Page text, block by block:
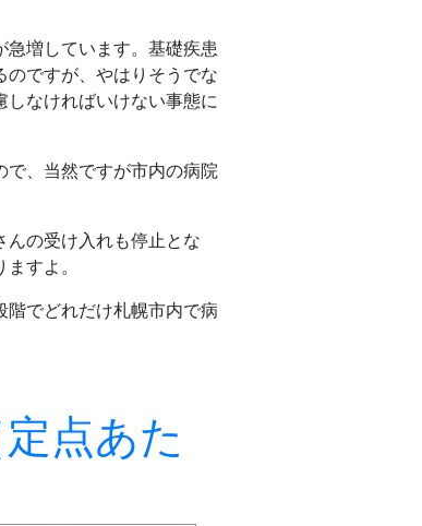
増しています。基礎疾患
ですが、やはりそうでな
なければいけない事態に
で、当然ですが市内の病院
んの受け入れも停止とな
すよ。
でどれだけ札幌市内で病
点あた